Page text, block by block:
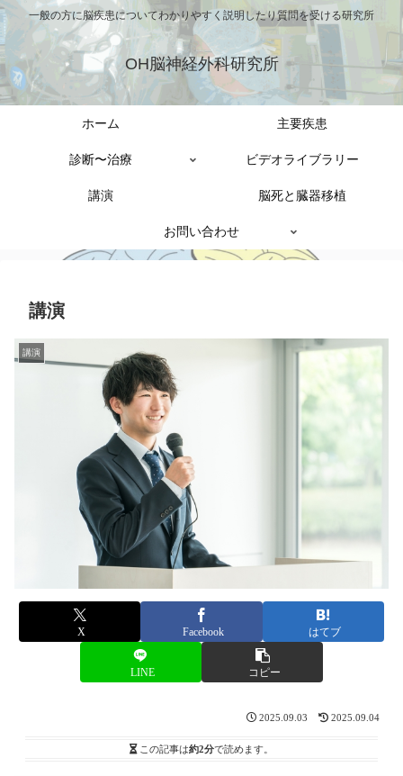
一般の方に脳疾患についてわかりやすく説明したり質問を受ける研究所
OH脳神経外科研究所
ホーム 主要疾患
診断〜治療 ビデオライブラリー
講演 脳死と臓器移植
お問い合わせ
講演
講演
X Facebook はてブ
LINE コピー
2025.09.03 2025.09.04
この記事は約2分で読めます。